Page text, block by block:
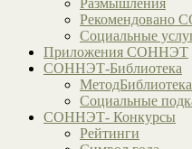
Рекомендовано
Социальные
Приложения СОННЭТ
СОННЭТ-Библиотека
Социальные
СОННЭТ- Конкурсы
Рейтинги